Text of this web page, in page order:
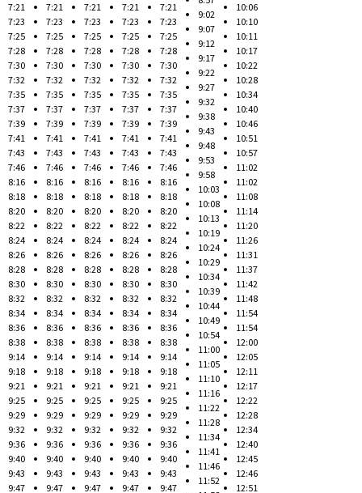
7:21
7:23
7:25
7:28
7:30
7:32
7:35
7:37
7:39
7:41
7:43
7:46
8:16
8:18
8:20
8:22
8:24
8:26
8:28
8:30
8:32
8:34
8:36
8:38
9:14
9:18
9:21
9:25
9:29
9:32
9:36
9:40
9:43
9:47
7:21
7:23
7:25
7:28
7:30
7:32
7:35
7:37
7:39
7:41
7:43
7:46
8:16
8:18
8:20
8:22
8:24
8:26
8:28
8:30
8:32
8:34
8:36
8:38
9:14
9:18
9:21
9:25
9:29
9:32
9:36
9:40
9:43
9:47
7:21
7:23
7:25
7:28
7:30
7:32
7:35
7:37
7:39
7:41
7:43
7:46
8:16
8:18
8:20
8:22
8:24
8:26
8:28
8:30
8:32
8:34
8:36
8:38
9:14
9:18
9:21
9:25
9:29
9:32
9:36
9:40
9:43
9:47
7:21
7:23
7:25
7:28
7:30
7:32
7:35
7:37
7:39
7:41
7:43
7:46
8:16
8:18
8:20
8:22
8:24
8:26
8:28
8:30
8:32
8:34
8:36
8:38
9:14
9:18
9:21
9:25
9:29
9:32
9:36
9:40
9:43
9:47
7:21
7:23
7:25
7:28
7:30
7:32
7:35
7:37
7:39
7:41
7:43
7:46
8:16
8:18
8:20
8:22
8:24
8:26
8:28
8:30
8:32
8:34
8:36
8:38
9:14
9:18
9:21
9:25
9:29
9:32
9:36
9:40
9:43
9:47
9:02
9:07
9:12
9:17
9:22
9:27
9:32
9:38
9:43
9:48
9:53
9:58
10:03
10:08
10:13
10:19
10:24
10:29
10:34
10:39
10:44
10:49
10:54
11:00
11:05
11:10
11:16
11:22
11:28
11:34
11:41
11:46
11:52
10:06
10:10
10:11
10:17
10:22
10:28
10:34
10:40
10:46
10:51
10:57
11:02
11:02
11:08
11:14
11:20
11:26
11:31
11:37
11:42
11:48
11:54
11:54
12:00
12:05
12:11
12:17
12:22
12:28
12:34
12:40
12:45
12:46
12:51